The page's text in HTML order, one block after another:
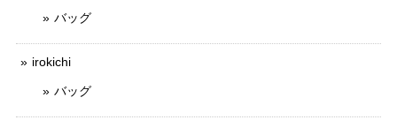
バッグ
irokichi
バッグ